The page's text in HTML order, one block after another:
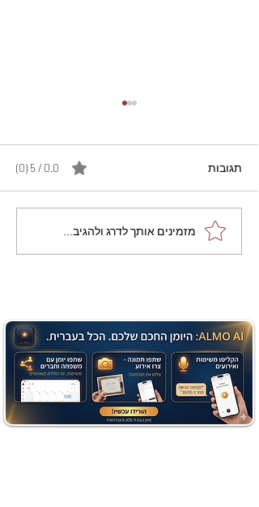
מתכון מנצח עוגת מייפל
שוקולד בחושה וקלה - זיוה
תגובות 0.0 / 5 ‏(0)
מזמינים אותך לדרג ולהגיב...